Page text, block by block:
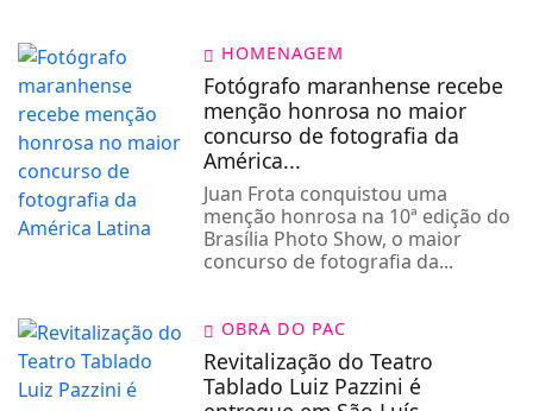
HOMENAGEM
Fotógrafo maranhense recebe
menção honrosa no maior
concurso de fotografia da
América...
Juan Frota conquistou uma
menção honrosa na 10ª edição do
Brasília Photo Show, o maior
concurso de fotografia da...
OBRA DO PAC
Revitalização do Teatro
Tablado Luiz Pazzini é